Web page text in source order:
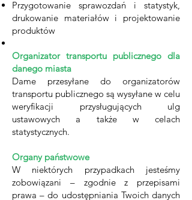
Przygotowanie sprawozdań i statystyk,
drukowanie materiałów i projektowanie
produktów
Organizator transportu publicznego dla
danego miasta
Dame przesyłane do organizatorów
transportu publicznego są wysyłane w celu
weryfikacji przysługujących ulg
ustawowych a także w celach
statystycznych.
Organy państwowe
W niektórych przypadkach jesteśmy
zobowiązani – zgodnie z przepisami
prawa – do udostępniania Twoich danych